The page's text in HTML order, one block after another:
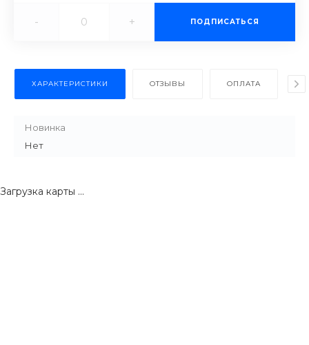
- + ПОДПИСАТЬСЯ
ХАРАКТЕРИСТИКИ ОТЗЫВЫ ОПЛАТА
Новинка
Нет
Загрузка карты ...